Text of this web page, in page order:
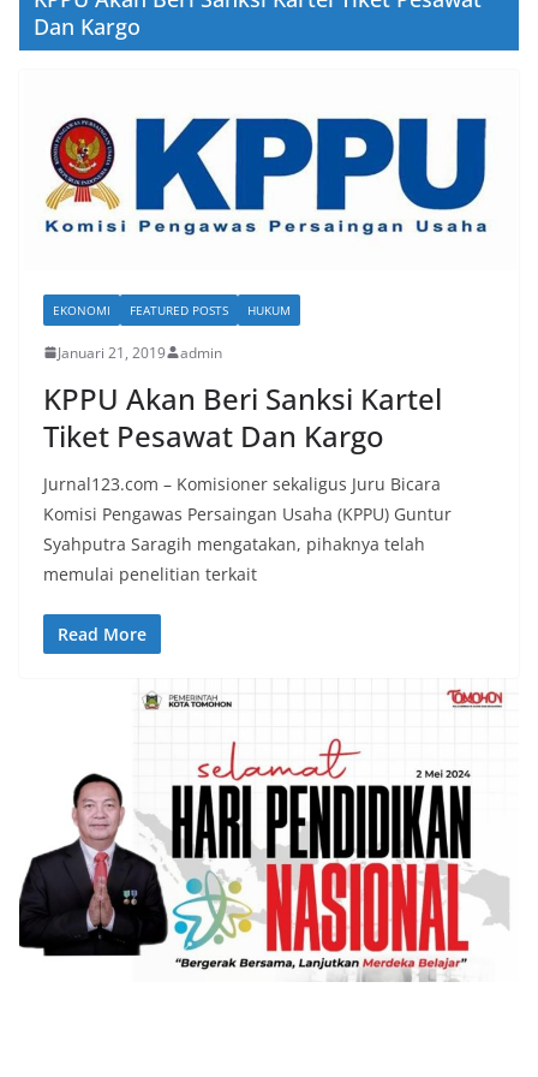
Dan Kargo
EKONOMI FEATURED POSTS HUKUM
Januari 21, 2019 admin
KPPU Akan Beri Sanksi Kartel
Tiket Pesawat Dan Kargo
Jurnal123.com – Komisioner sekaligus Juru Bicara
Komisi Pengawas Persaingan Usaha (KPPU) Guntur
Syahputra Saragih mengatakan, pihaknya telah
memulai penelitian terkait
Read More